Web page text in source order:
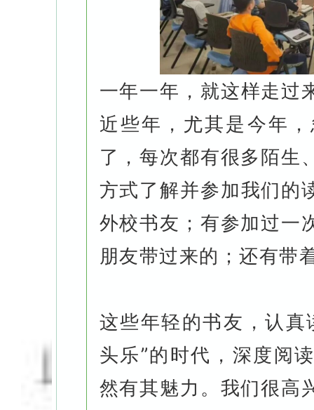
一年一年，就这样走
近些年，尤其是今年
了，每次都有很多陌生
方式了解并参加我们
外校书友；有参加过一
朋友带过来的；还有带着
这些年轻的书友，认
头乐”的时代，深度阅
然有其魅力。我们很高